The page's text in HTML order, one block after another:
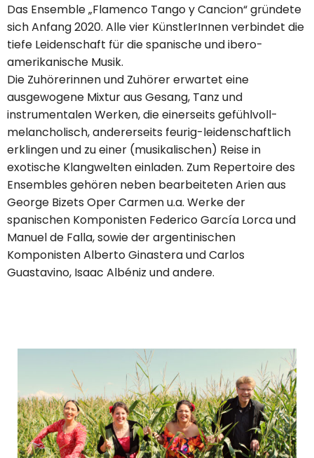
Das Ensemble „Flamenco Tango y Cancion“ gründete
sich Anfang 2020. Alle vier KünstlerInnen verbindet die
tiefe Leidenschaft für die spanische und ibero-
amerikanische Musik.
Die Zuhörerinnen und Zuhörer erwartet eine
ausgewogene Mixtur aus Gesang, Tanz und
instrumentalen Werken, die einerseits gefühlvoll-
melancholisch, andererseits feurig-leidenschaftlich
erklingen und zu einer (musikalischen) Reise in
exotische Klangwelten einladen. Zum Repertoire des
Ensembles gehören neben bearbeiteten Arien aus
George Bizets Oper Carmen u.a. Werke der
spanischen Komponisten Federico García Lorca und
Manuel de Falla, sowie der argentinischen
Komponisten Alberto Ginastera und Carlos
Guastavino, Isaac Albéniz und andere.